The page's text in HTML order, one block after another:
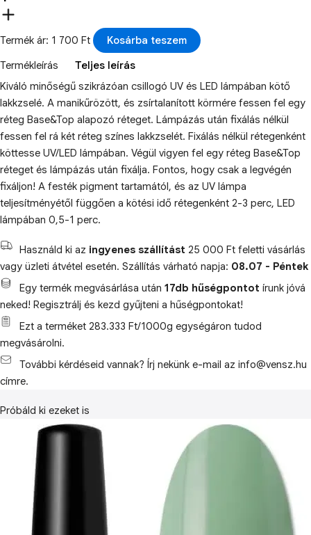
Termék ár: 1 700 Ft
Kosárba teszem
Termékleírás
Teljes leírás
Kiváló minőségű szikrázóan csillogó UV és LED lámpában kötő
lakkzselé. A manikűrözött, és zsírtalanított körmére fessen fel egy
réteg Base&Top alapozó réteget. Lámpázás után fixálás nélkül
fessen fel rá két réteg színes lakkzselét. Fixálás nélkül rétegenként
köttesse UV/LED lámpában. Végül vigyen fel egy réteg Base&Top
réteget és lámpázás után fixálja. Fontos, hogy csak a legvégén
fixáljon! A festék pigment tartamától, és az UV lámpa
teljesítményétől függően a kötési idő rétegenként 2-3 perc, LED
lámpában 0,5-1 perc.
Használd ki az ingyenes szállítást 25 000 Ft feletti vásárlás
vagy üzleti átvétel esetén. Szállítás várható napja: 08.07 - Péntek
Egy termék megvásárlása után 17db hűségpontot írunk jóvá
neked! Regisztrálj és kezd gyűjteni a hűségpontokat!
Ezt a terméket 283.333 Ft/1000g egységáron tudod
megvásárolni.
További kérdéseid vannak? Írj nekünk e-mail az info@vensz.hu
címre.
Próbáld ki ezeket is